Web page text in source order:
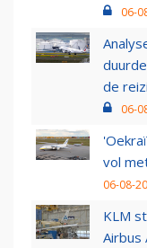
06-
de
06-
vol
06-08-
KLM
Airbus